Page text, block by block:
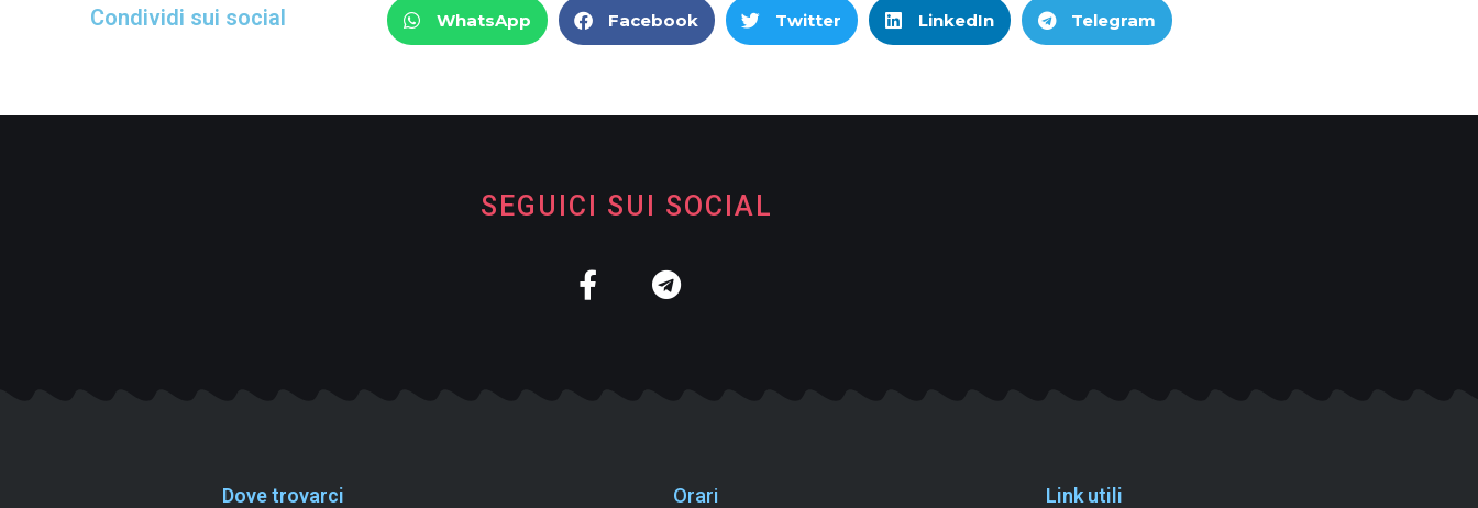
Condividi sui social WhatsApp Facebook Twitter LinkedIn Telegram
SEGUICI SUI SOCIAL
Dove trovarci Orari Link utili